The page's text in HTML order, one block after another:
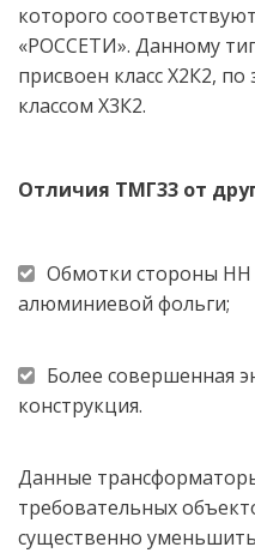
которого
«РОССЕТИ». Данному
присвоен класс Х2К2,
классом Х3К2.
Отличия ТМГ33 от
Обмотки стороны НН
алюминиевой фольги;
Более совершенная
конструкция.
Данные
требовательных
существенно